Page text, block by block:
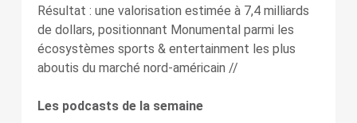
Résultat : une valorisation estimée à 7,4 milliards
de dollars, positionnant Monumental parmi les
écosystèmes sports & entertainment les plus
aboutis du marché nord-américain //
Les podcasts de la semaine